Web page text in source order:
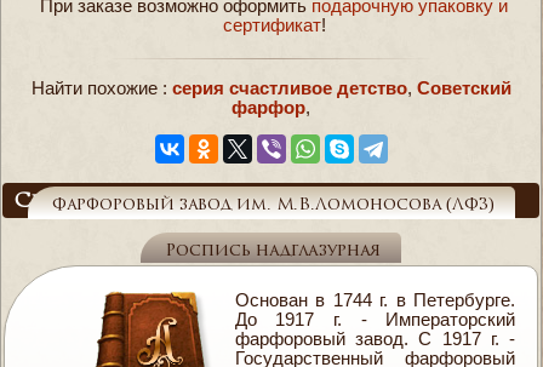
При заказе возможно оформить подарочную упаковку и
сертификат!
Найти похожие : серия счастливое детство, Советский
фарфор,
Справочник
Фарфоровый завод им. М.В.Ломоносова (ЛФЗ)
Роспись надглазурная
Основан в 1744 г. в Петербурге.
До 1917 г. - Императорский
фарфоровый завод. С 1917 г. -
Государственный фарфоровый